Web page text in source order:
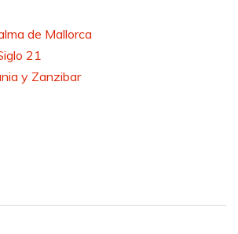
de Mallorca
21
y Zanzibar